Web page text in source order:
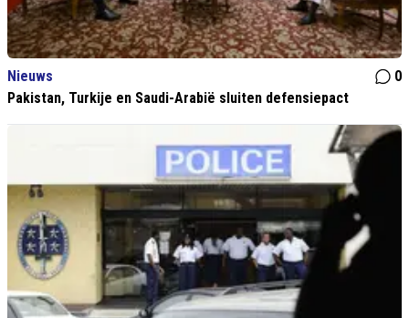
Nieuws
0
Pakistan, Turkije en Saudi-Arabië sluiten defensiepact